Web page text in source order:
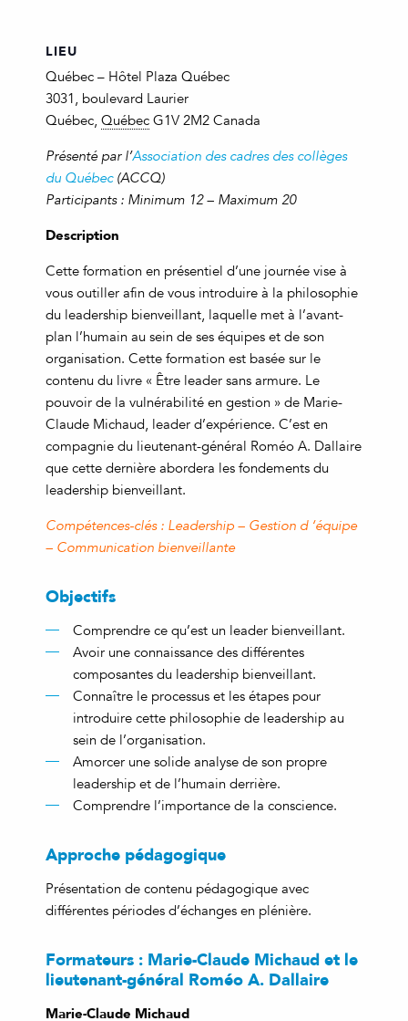
LIEU
Québec – Hôtel Plaza Québec
3031, boulevard Laurier
Québec, Québec G1V 2M2 Canada
Présenté par l’Association des cadres des collèges
du Québec(ACCQ)
Participants : Minimum 12 – Maximum 20
Description
Cette formation en présentiel d’une journée vise à
vous outiller afin de vous introduire à la philosophie
du leadership bienveillant, laquelle met à l’avant-
plan l’humain au sein de ses équipes et de son
organisation. Cette formation est basée sur le
contenu du livre « Être leader sans armure. Le
pouvoir de la vulnérabilité en gestion » de Marie-
Claude Michaud, leader d’expérience. C’est en
compagnie du lieutenant-général Roméo A. Dallaire
que cette dernière abordera les fondements du
leadership bienveillant.
Compétences-clés : Leadership – Gestion d ‘équipe
– Communication bienveillante
Objectifs
Comprendre ce qu’est un leader bienveillant.
Avoir une connaissance des différentes
composantes du leadership bienveillant.
Connaître le processus et les étapes pour
introduire cette philosophie de leadership au
sein de l’organisation.
Amorcer une solide analyse de son propre
leadership et de l’humain derrière.
Comprendre l’importance de la conscience.
Approche pédagogique
Présentation de contenu pédagogique avec
différentes périodes d’échanges en plénière.
Formateurs : Marie-Claude Michaud et le
lieutenant-général Roméo A. Dallaire
Marie-Claude Michaud